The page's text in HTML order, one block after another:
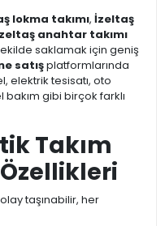
lokma takımı, İzeltaş
anahtar takımı
saklamak için geniş
satışplatformlarında
elektrik tesisatı, oto
gibi birçok farklı
Takım
taşınabilir, her